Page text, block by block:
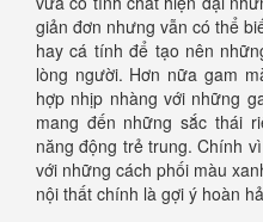
giản đơn nhưng vẫn có thể
hay cá tính để tạo nên
lòng người. Hơn nữa gam
hợp nhịp nhàng với những
mang đến những sắc thái
năng động trẻ trung. Chính
với những cách phối màu
nội thất chính là gợi ý hoàn